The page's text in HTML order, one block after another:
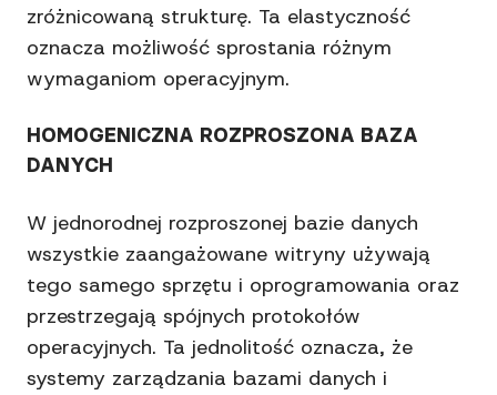
zróżnicowaną strukturę. Ta elastyczność
oznacza możliwość sprostania różnym
wymaganiom operacyjnym.
HOMOGENICZNA ROZPROSZONA BAZA
DANYCH
W jednorodnej rozproszonej bazie danych
wszystkie zaangażowane witryny używają
tego samego sprzętu i oprogramowania oraz
przestrzegają spójnych protokołów
operacyjnych. Ta jednolitość oznacza, że
systemy zarządzania bazami danych i